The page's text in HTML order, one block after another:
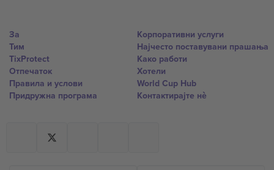
За
Тим
TixProtect
Отпечаток
Правила и услови
Придружна програма
Корпоративни услуги
Најчесто поставувани прашања
Како работи
Хотели
World Cup Hub
Контактирајте нѐ